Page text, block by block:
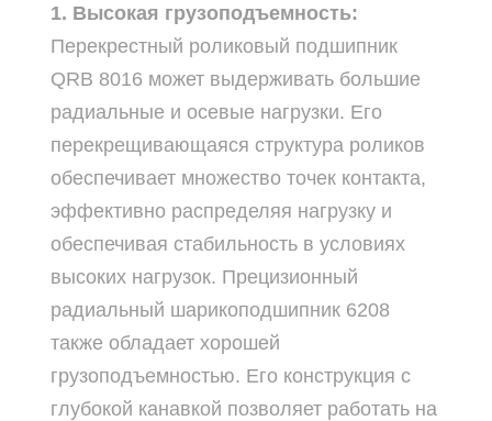
1. Высокая грузоподъемность:
Перекрестный роликовый подшипник
QRB 8016 может выдерживать большие
радиальные и осевые нагрузки. Его
перекрещивающаяся структура роликов
обеспечивает множество точек контакта,
эффективно распределяя нагрузку и
обеспечивая стабильность в условиях
высоких нагрузок. Прецизионный
радиальный шарикоподшипник 6208
также обладает хорошей
грузоподъемностью. Его конструкция с
глубокой канавкой позволяет работать на